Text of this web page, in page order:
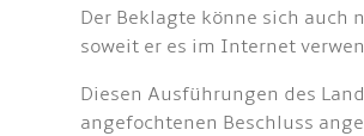
Der Beklagte könne sich auch
soweit er es im Internet
Diesen Ausführungen des
angefochtenen Beschluss